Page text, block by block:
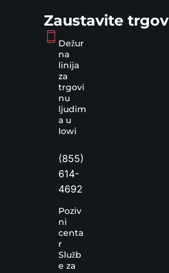
Zaustavite
Dežur
na
linija
za
trgovi
nu
ljudim
a u
Iowi
(855)
614-
4692
Poziv
ni
centa
r
Služb
e za